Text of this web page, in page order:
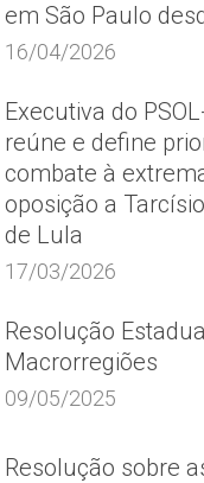
em São Paulo
16/04/2026
Executiva do
reúne e define
combate à
oposição a
de Lula
17/03/2026
Resolução
Macrorregiões
09/05/2025
Resolução sobre